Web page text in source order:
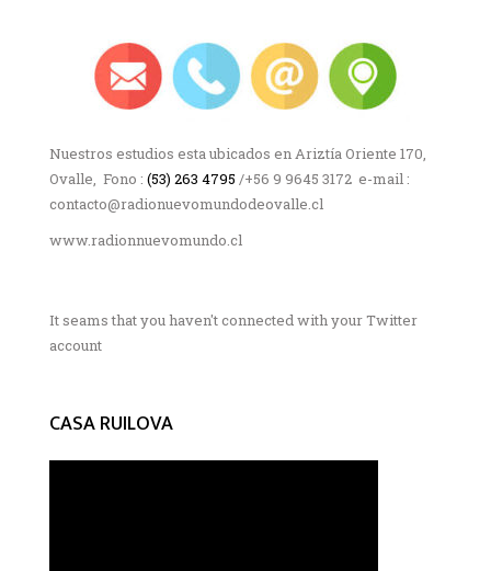
Nuestros estudios esta ubicados en Ariztía Oriente 170,
Ovalle, Fono : (53) 263 4795 /+56 9 9645 3172 e-mail :
contacto@radionuevomundodeovalle.cl
www.radionnuevomundo.cl
It seams that you haven't connected with your Twitter
account
CASA RUILOVA